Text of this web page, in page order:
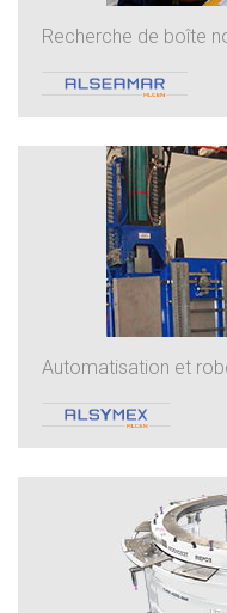
Recherche de boîte
Automatisation et